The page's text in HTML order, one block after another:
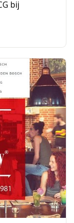
bij